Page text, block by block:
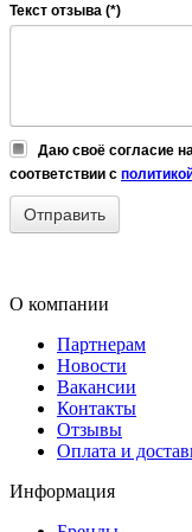
Текст отзыва (*)
Даю своё согласие
соответствии с
О компании
Партнерам
Новости
Вакансии
Контакты
Отзывы
Оплата и
Информация